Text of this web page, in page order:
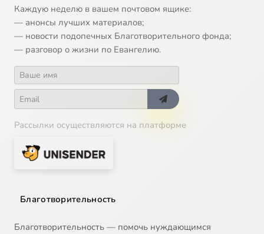
Каждую неделю в вашем почтовом ящике:
— анонсы лучших материалов;
— новости подопечных Благотворительного фонда;
— разговор о жизни по Евангелию.
Рассылки осуществляются на платформе
Благотворительность
Благотворительность — помочь нуждающимся